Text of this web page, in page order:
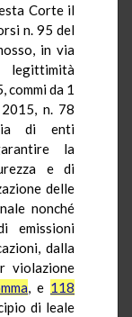
Corte il
n. 95 del
in via
commi da 1
n. 78
di enti
la
e di
delle
nonché
emissioni
dalla
violazione
, e 118
di leale